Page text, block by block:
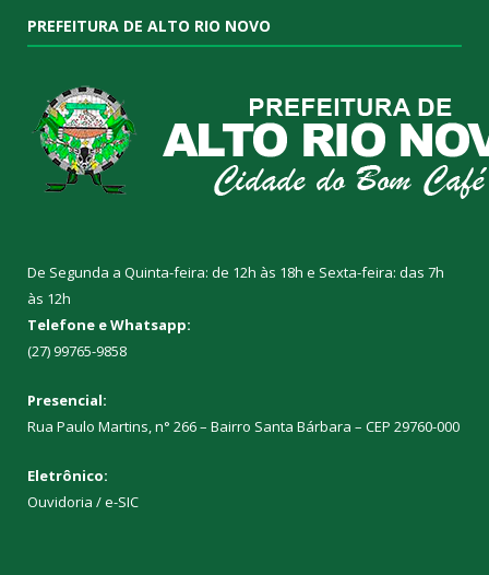
PREFEITURA DE ALTO RIO NOVO
De Segunda a Quinta-feira: de 12h às 18h e Sexta-feira: das 7h
às 12h
Telefone e Whatsapp:
(27) 99765-9858
Presencial:
Rua Paulo Martins, n° 266 – Bairro Santa Bárbara – CEP 29760-000
Eletrônico:
Ouvidoria /e-SIC